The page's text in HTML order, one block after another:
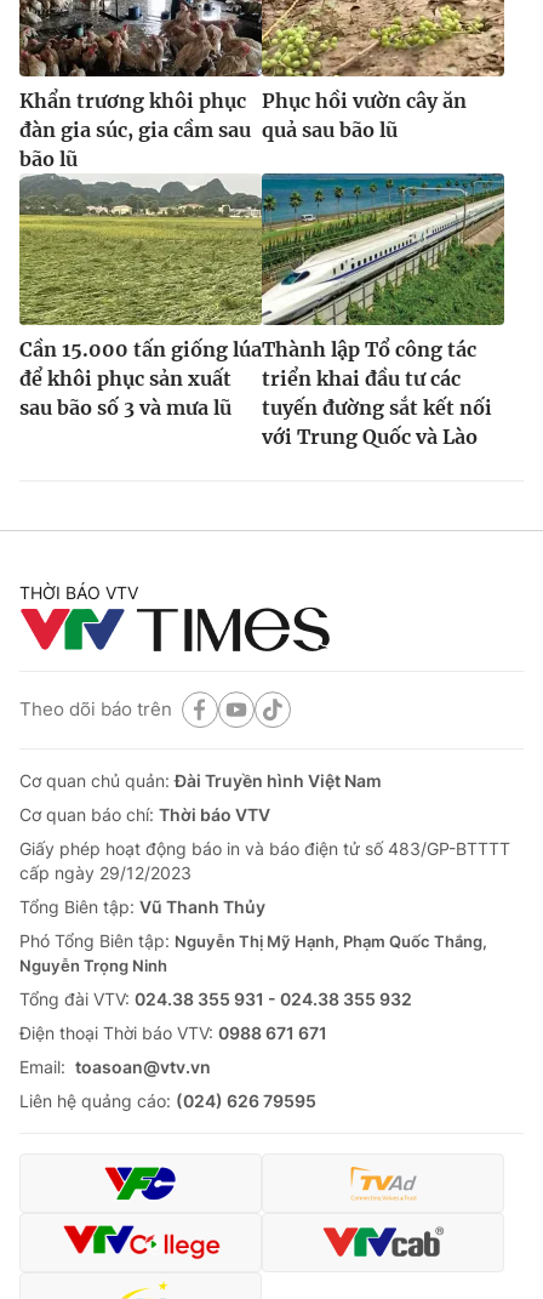
Khẩn trương khôi phục
đàn gia súc, gia cầm sau
bão lũ
Phục hồi vườn cây ăn
quả sau bão lũ
Cần 15.000 tấn giống lúa
để khôi phục sản xuất
sau bão số 3 và mưa lũ
Thành lập Tổ công tác
triển khai đầu tư các
tuyến đường sắt kết nối
với Trung Quốc và Lào
THỜI BÁO VTV
Theo dõi báo trên
Cơ quan chủ quản:Đài Truyền hình Việt Nam
Cơ quan báo chí: Thời báo VTV
Giấy phép hoạt động báo in và báo điện tử số 483/GP-BTTTT
cấp ngày 29/12/2023
Tổng Biên tập: Vũ Thanh Thủy
Phó Tổng Biên tập: Nguyễn Thị Mỹ Hạnh, Phạm Quốc Thắng,
Nguyễn Trọng Ninh
Tổng đài VTV: 024.38 355 931 - 024.38 355 932
Ðiện thoại Thời báo VTV: 0988 671 671
Email: toasoan@vtv.vn
Liên hệ quảng cáo: (024) 626 79595